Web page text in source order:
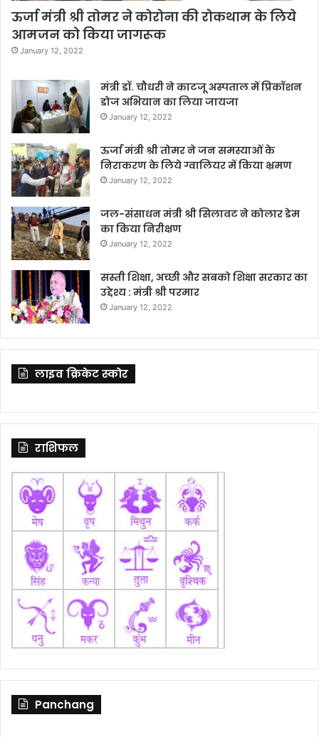
ऊर्जा मंत्री श्री तोमर ने कोरोना की रोकथाम के लिये
आमजन को किया जागरूक
January 12, 2022
मंत्री डॉ. चौधरी ने काटजू अस्पताल में प्रिकॉशन
डोज अभियान का लिया जायजा
January 12, 2022
ऊर्जा मंत्री श्री तोमर ने जन समस्याओं के
निराकरण के लिये ग्वालियर में किया भ्रमण
January 12, 2022
जल-संसाधन मंत्री श्री सिलावट ने कोलार डेम
का किया निरीक्षण
January 12, 2022
सस्ती शिक्षा, अच्छी और सबको शिक्षा सरकार का
उद्देश्य : मंत्री श्री परमार
January 12, 2022
लाइव क्रिकेट स्कोर
राशिफल
Panchang